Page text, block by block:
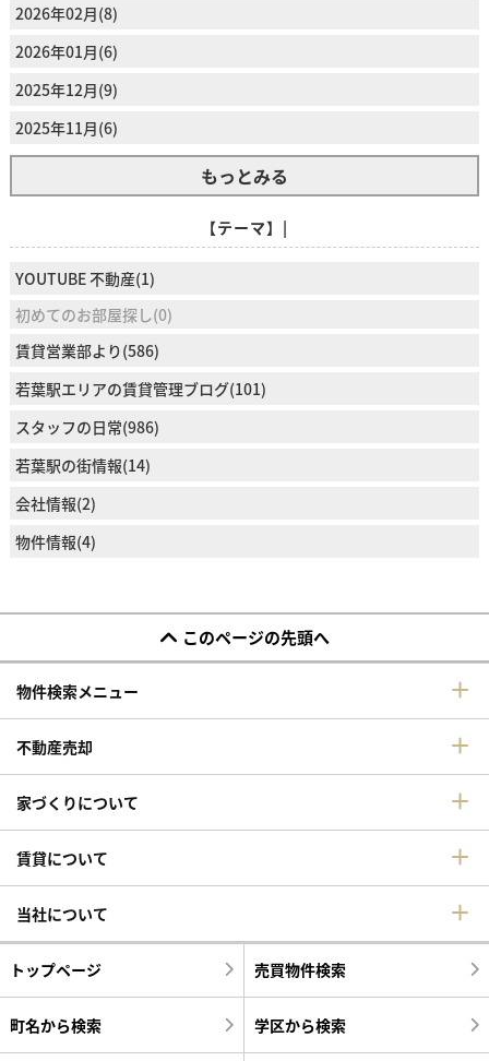
2026年02月(8)
2026年01月(6)
2025年12月(9)
2025年11月(6)
もっとみる
【テーマ】|
YOUTUBE 不動産(1)
初めてのお部屋探し(0)
賃貸営業部より(586)
若葉駅エリアの賃貸管理ブログ(101)
スタッフの日常(986)
若葉駅の街情報(14)
会社情報(2)
物件情報(4)
このページの先頭へ
物件検索メニュー
不動産売却
家づくりについて
賃貸について
当社について
トップページ 売買物件検索
町名から検索 学区から検索